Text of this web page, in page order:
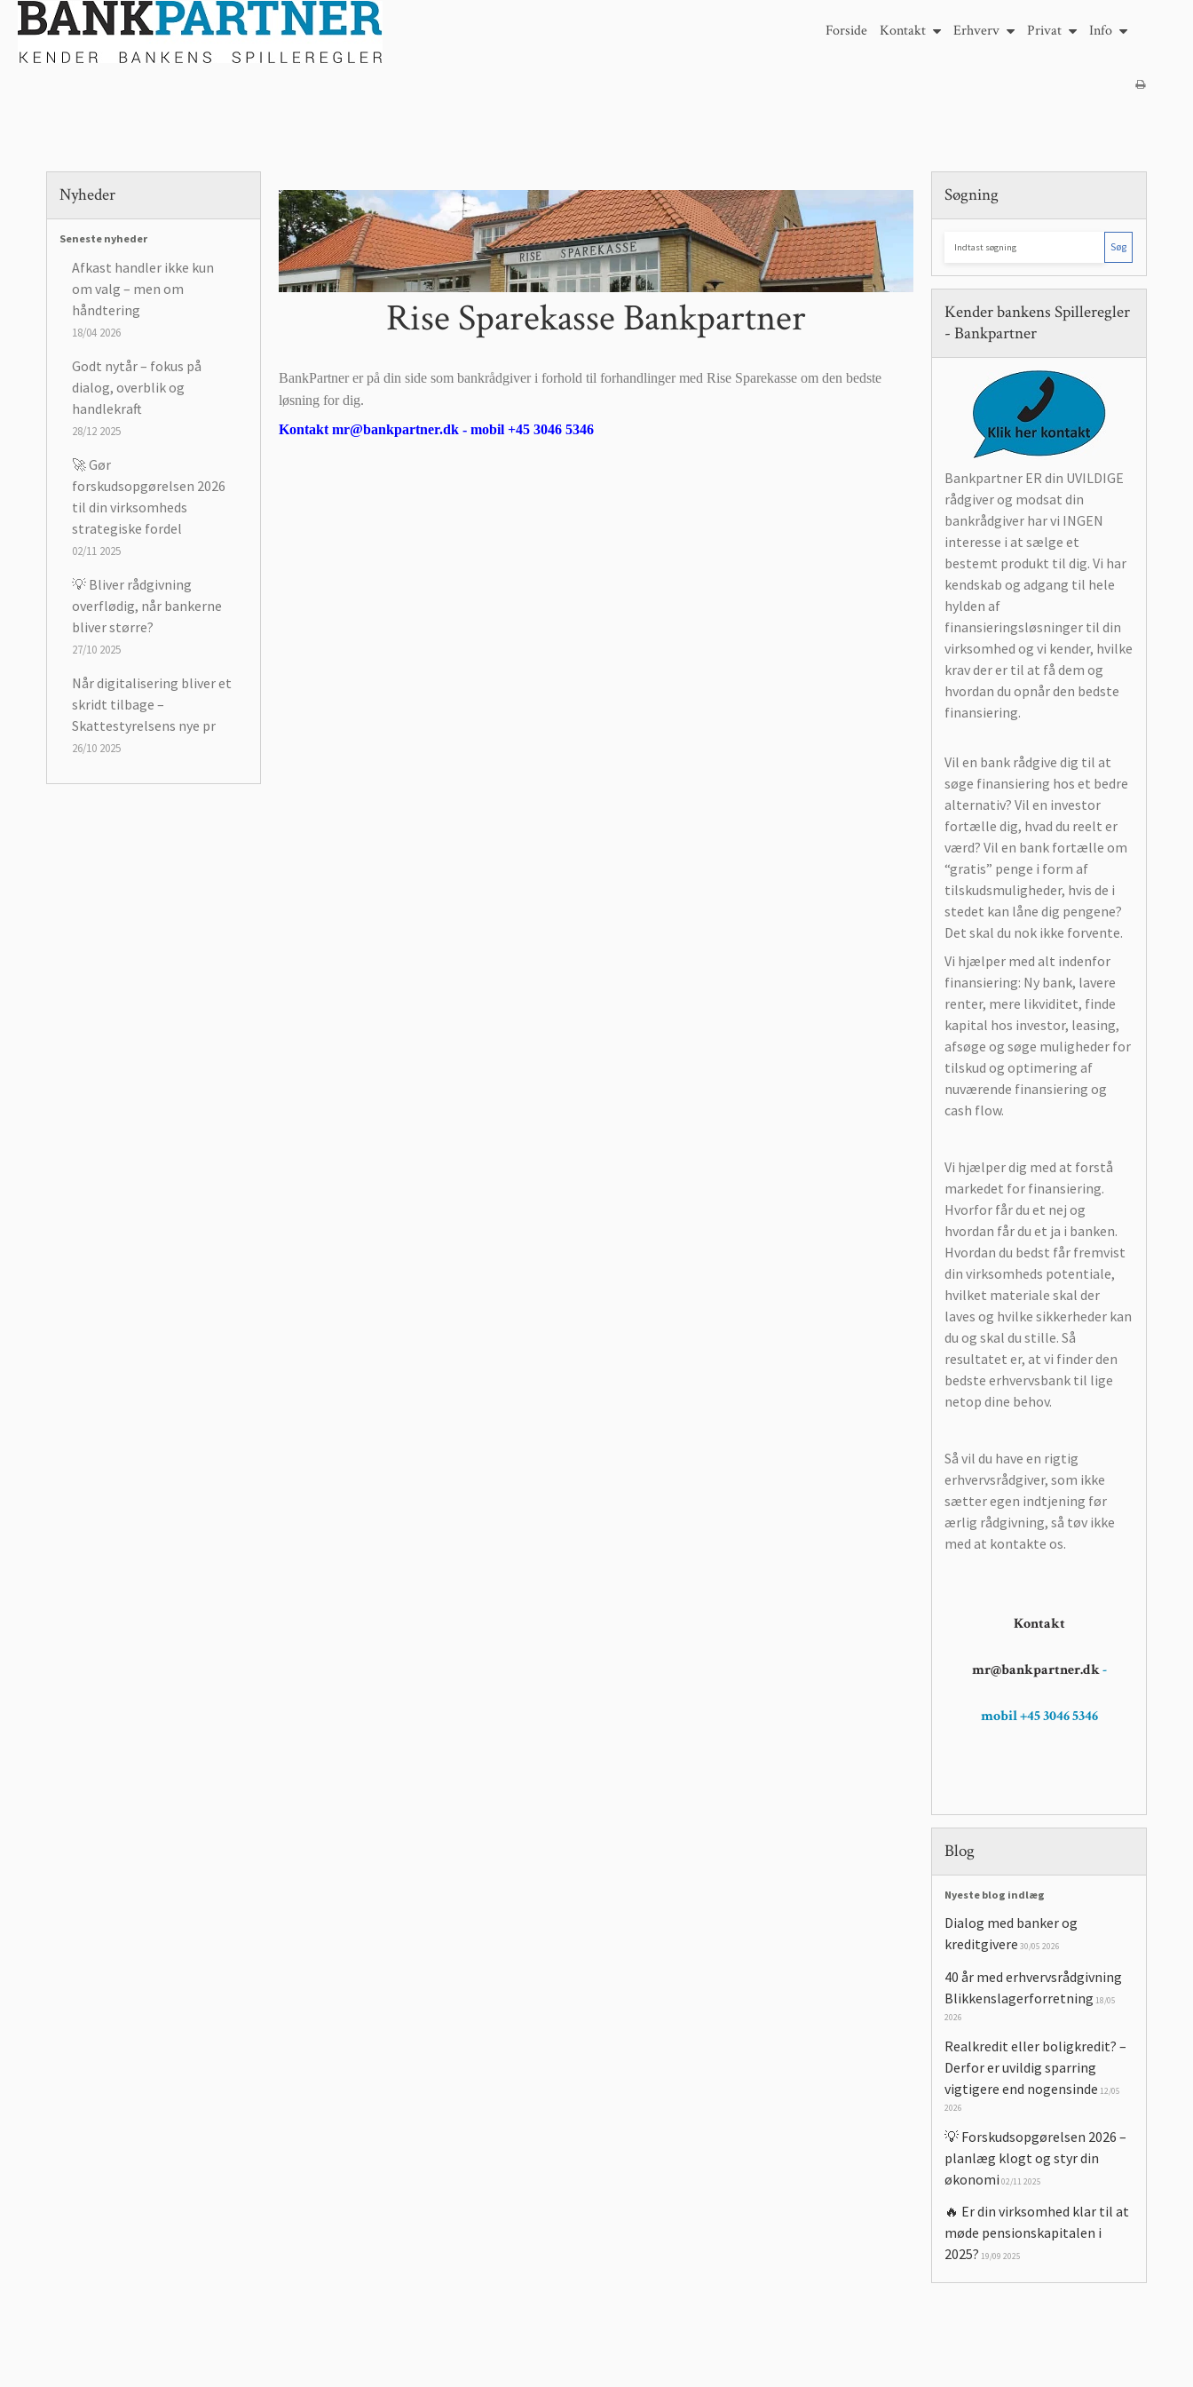
Forside Kontakt Erhverv Privat Info
Nyheder
Seneste nyheder
Afkast handler ikke kun
om valg – men om
håndtering
18/04 2026
Godt nytår – fokus på
dialog, overblik og
handlekraft
28/12 2025
🚀 Gør
forskudsopgørelsen 2026
til din virksomheds
strategiske fordel
02/11 2025
💡 Bliver rådgivning
overflødig, når bankerne
bliver større?
27/10 2025
Når digitalisering bliver et
skridt tilbage –
Skattestyrelsens nye pr
26/10 2025
Rise Sparekasse Bankpartner
BankPartner er på din side som bankrådgiver i forhold til forhandlinger med Rise Sparekasse om den bedste
løsning for dig.
Kontakt mr@bankpartner.dk - mobil +45 3046 5346
Søgning
Søg
Kender bankens Spilleregler
- Bankpartner
Bankpartner ER din UVILDIGE
rådgiver og modsat din
bankrådgiver har vi INGEN
interesse i at sælge et
bestemt produkt til dig. Vi har
kendskab og adgang til hele
hylden af
finansieringsløsninger til din
virksomhed og vi kender, hvilke
krav der er til at få dem og
hvordan du opnår den bedste
finansiering.
Vil en bank rådgive dig til at
søge finansiering hos et bedre
alternativ? Vil en investor
fortælle dig, hvad du reelt er
værd? Vil en bank fortælle om
“gratis” penge i form af
tilskudsmuligheder, hvis de i
stedet kan låne dig pengene?
Det skal du nok ikke forvente.
Vi hjælper med alt indenfor
finansiering: Ny bank, lavere
renter, mere likviditet, finde
kapital hos investor, leasing,
afsøge og søge muligheder for
tilskud og optimering af
nuværende finansiering og
cash flow.
Vi hjælper dig med at forstå
markedet for finansiering.
Hvorfor får du et nej og
hvordan får du et ja i banken.
Hvordan du bedst får fremvist
din virksomheds potentiale,
hvilket materiale skal der
laves og hvilke sikkerheder kan
du og skal du stille. Så
resultatet er, at vi finder den
bedste erhvervsbank til lige
netop dine behov.
Så vil du have en rigtig
erhvervsrådgiver, som ikke
sætter egen indtjening før
ærlig rådgivning, så tøv ikke
med at kontakte os.
Kontakt
mr@bankpartner.dk-
mobil +45 3046 5346
Blog
Nyeste blog indlæg
Dialog med banker og
kreditgivere 30/05 2026
40 år med erhvervsrådgivning
Blikkenslagerforretning 18/05
2026
Realkredit eller boligkredit? –
Derfor er uvildig sparring
vigtigere end nogensinde 12/05
2026
💡 Forskudsopgørelsen 2026 –
planlæg klogt og styr din
økonomi 02/11 2025
🔥 Er din virksomhed klar til at
møde pensionskapitalen i
2025? 19/09 2025